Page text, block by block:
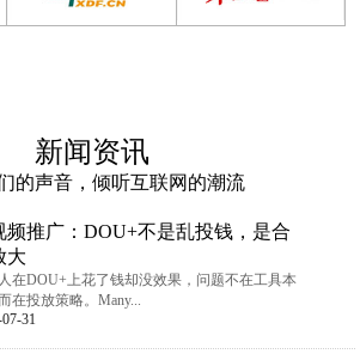
新闻资讯
的声音，倾听互联网的潮流
频推广：DOU+不是乱投钱，是合
大
在DOU+上花了钱却没效果，问题不在工具本
在投放策略。Many...
31